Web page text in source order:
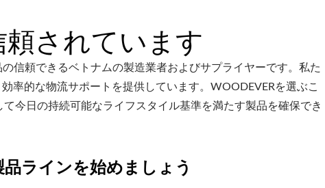
されています
信頼できるベトナムの製造業者およびサプライヤーです。私た
率的な物流サポートを提供しています。WOODEVERを選ぶこ
今日の持続可能なライフスタイル基準を満たす製品を確保でき
ラインを始めましょう